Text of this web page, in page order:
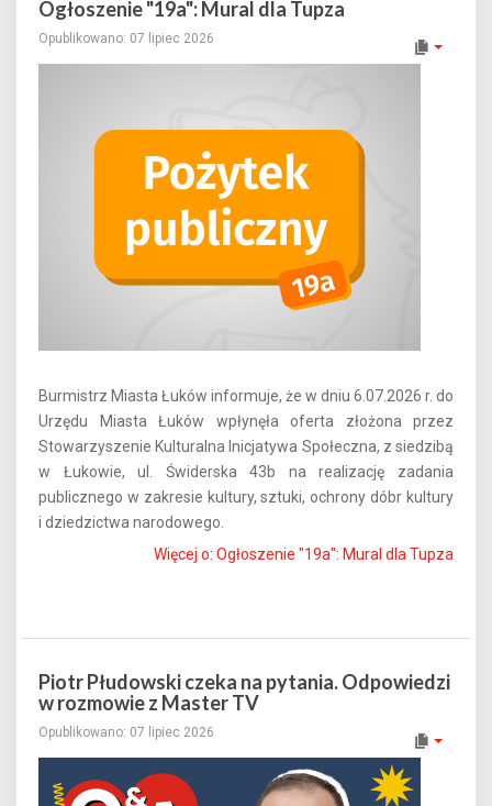
Ogłoszenie "19a": Mural dla Tupza
Opublikowano: 07 lipiec 2026
Burmistrz Miasta Łuków informuje, że w dniu 6.07.2026 r. do
Urzędu Miasta Łuków wpłynęła oferta złożona przez
Stowarzyszenie Kulturalna Inicjatywa Społeczna, z siedzibą
w Łukowie, ul. Świderska 43b na realizację zadania
publicznego w zakresie kultury, sztuki, ochrony dóbr kultury
i dziedzictwa narodowego.
Więcej o: Ogłoszenie "19a": Mural dla Tupza
Piotr Płudowski czeka na pytania. Odpowiedzi
w rozmowie z Master TV
Opublikowano: 07 lipiec 2026